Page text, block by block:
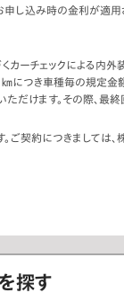
申し込み時の金利が適用
カーチェックによる
につき車種毎の規定
だけます。その際、最終
ご契約につきましては、
探す